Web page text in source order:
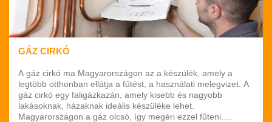
GÁZ CIRKÓ
A gáz cirkó ma Magyarországon az a készülék, amely a
legtöbb otthonban ellátja a fűtést, a használati melegvizet. A
gáz cirkó egy faligázkazán, amely kisebb és nagyobb
lakásoknak, házaknak ideális készüléke lehet.
Magyarországon a gáz olcsó, így megéri ezzel fűteni.